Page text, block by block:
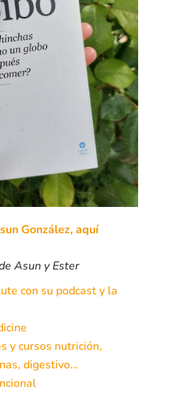
González, aquí
Asun y Ester
con su podcast y la
y cursos nutrición,
digestivo…